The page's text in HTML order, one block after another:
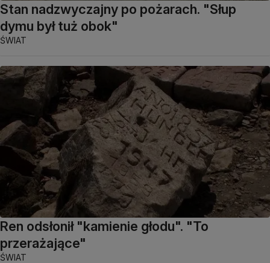
Stan nadzwyczajny po pożarach. "Słup
dymu był tuż obok"
ŚWIAT
Ren odsłonił "kamienie głodu". "To
przerażające"
ŚWIAT